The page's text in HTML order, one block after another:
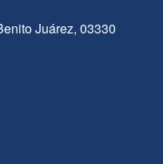
Juárez, 03330